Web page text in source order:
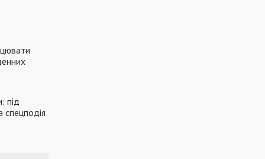
під
спецподія